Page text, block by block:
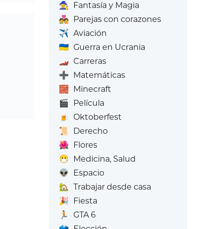
🧙 Fantasía y Magia
💑 Parejas con corazones
✈️ Aviación
🇺🇦 Guerra en Ucrania
🏎️ Carreras
➕ Matemáticas
🧱 Minecraft
🎬 Película
🍺
Oktoberfest
📜
Derecho
🌺 Flores
😷 Medicina, Salud
👽
Espacio
🏡 Trabajar desde casa
🎉 Fiesta
🏃
GTA 6